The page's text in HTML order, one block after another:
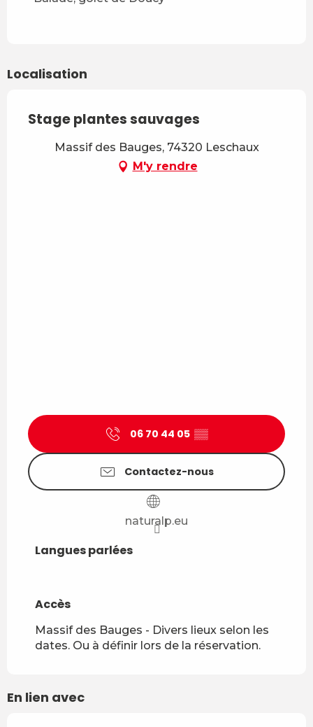
Localisation
Stage plantes sauvages
Massif des Bauges, 74320 Leschaux
M'y rendre
06 70 44 05 ▒▒
Contactez-nous
naturalp.eu
Langues parlées
Langues parlées
Accès
Accès
Massif des Bauges - Divers lieux selon les
dates. Ou à définir lors de la réservation.
En lien avec